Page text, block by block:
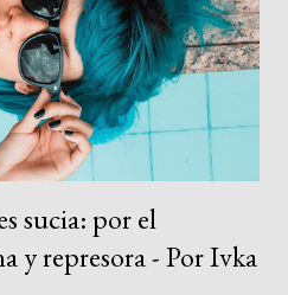
controlar por ellas. A su vez,
flagelante, destruye al portador
vez más su libertad de
sucia: por el
y represora - Por Ivka